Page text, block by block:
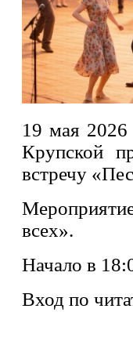
19 мая 2026
Крупской
встречу
всех».
Начало в
Вход по